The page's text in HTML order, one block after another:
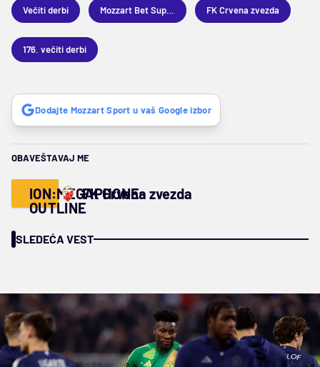
Večiti derbi FK Crvena zvezda
176. večiti derbi
Dodajte Mozzart Sport u vaš Google izbor
OBAVEŠTAVAJ ME
ION:MEGAPHONE-
OUTLINE
FK Crvena zvezda
SLEDEĆA VEST